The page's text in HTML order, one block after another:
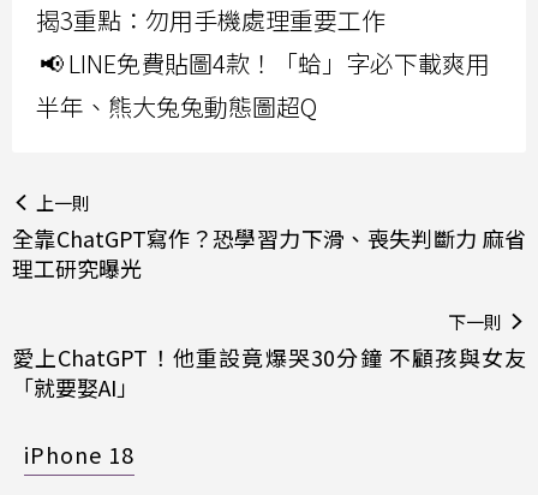
揭3重點：勿用手機處理重要工作
📢 LINE免費貼圖4款！「蛤」字必下載爽用
半年、熊大兔兔動態圖超Q
上一則
全靠ChatGPT寫作？恐學習力下滑、喪失判斷力 麻省
理工研究曝光
下一則
愛上ChatGPT！他重設竟爆哭30分鐘 不顧孩與女友
「就要娶AI」
iPhone 18